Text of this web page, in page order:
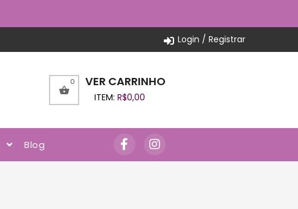
Login / Registrar
0 VER CARRINHO
ITEM: R$0,00
Blog